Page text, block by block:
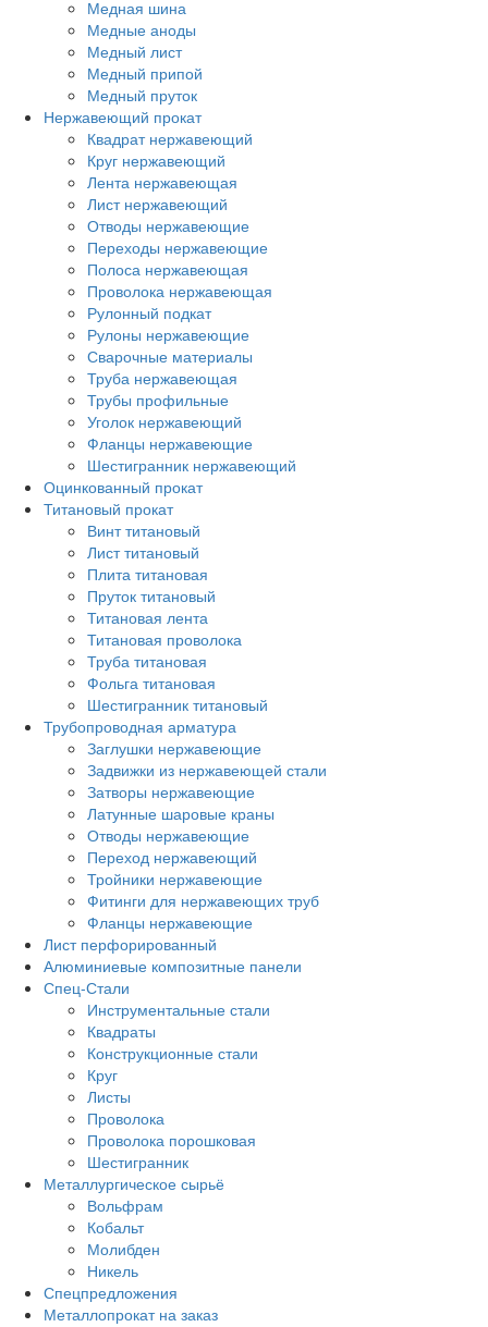
Медная шина
Медные аноды
Медный лист
Медный припой
Медный пруток
Нержавеющий прокат
Квадрат нержавеющий
Круг нержавеющий
Лента нержавеющая
Лист нержавеющий
Отводы нержавеющие
Переходы нержавеющие
Полоса нержавеющая
Проволока нержавеющая
Рулонный подкат
Рулоны нержавеющие
Сварочные материалы
Труба нержавеющая
Трубы профильные
Уголок нержавеющий
Фланцы нержавеющие
Шестигранник нержавеющий
Оцинкованный прокат
Титановый прокат
Винт титановый
Лист титановый
Плита титановая
Пруток титановый
Титановая лента
Титановая проволока
Труба титановая
Фольга титановая
Шестигранник титановый
Трубопроводная арматура
Заглушки нержавеющие
Задвижки из нержавеющей стали
Затворы нержавеющие
Латунные шаровые краны
Отводы нержавеющие
Переход нержавеющий
Тройники нержавеющие
Фитинги для нержавеющих труб
Фланцы нержавеющие
Лист перфорированный
Алюминиевые композитные панели
Спец-Стали
Инструментальные стали
Квадраты
Конструкционные стали
Круг
Листы
Проволока
Проволока порошковая
Шестигранник
Металлургическое сырьё
Вольфрам
Кобальт
Молибден
Никель
Спецпредложения
Металлопрокат на заказ